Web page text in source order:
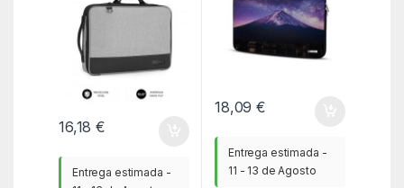
16,18€
Entrega estimada -
18,09€
Entrega estimada -
11 - 13 de Agosto